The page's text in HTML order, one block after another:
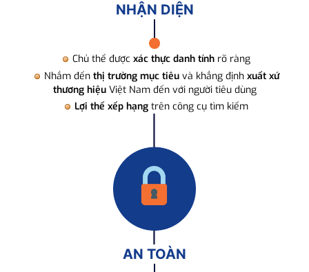
NHẬN DIỆN
Chủ thể được xác thực danh tính rõ ràng
Nhắm đến thị trường mục tiêuvà khẳng định xuất xứ
thương hiệuViệt Nam đến với người tiêu dùng
Lợi thế xếp hạng trên công cụ tìm kiếm
AN TOÀN